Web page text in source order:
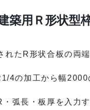
築用Ｒ形状型
れたR形状合板の両
4の加工から幅2000
・弧長・板厚を入力